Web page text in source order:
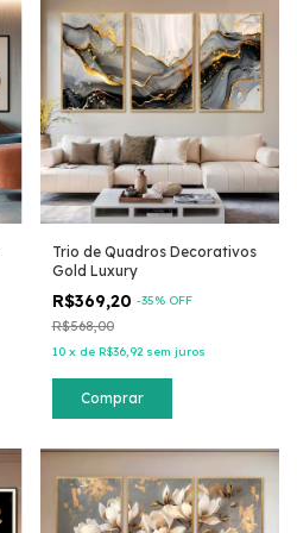
Trio de Quadros Decorativos
Gold Luxury
R$369,20 -35% OFF
R$568,00
10 x de R$36,92 sem juros
Comprar